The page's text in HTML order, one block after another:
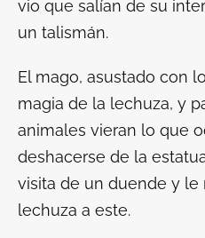
vio que salían de su
un talismán.
El mago, asustado con
magia de la lechuza, y
animales vieran lo que
deshacerse de la
visita de un duende y le
lechuza a este.